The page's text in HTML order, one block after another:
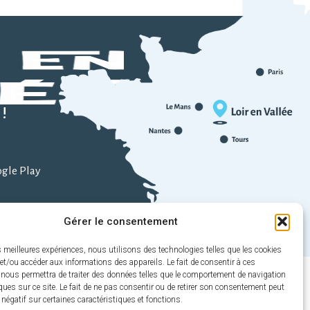
Gérer le consentement
meilleures expériences, nous utilisons des technologies telles que les cookies
ou accéder aux informations des appareils. Le fait de consentir à ces
permettra de traiter des données telles que le comportement de navigation
sur ce site. Le fait de ne pas consentir ou de retirer son consentement peut
négatif sur certaines caractéristiques et fonctions.
Play
Store
par Utopia